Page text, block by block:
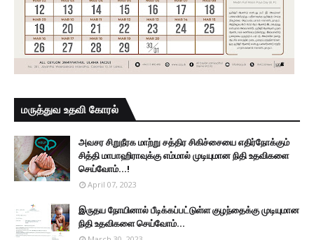
மருத்துவ உதவி கோரல்
அவசர சிறுநீரக மாற்று சத்திர சிகிச்சையை எதிர்நோக்கும்
சித்தி மாபாஹிராவுக்கு எம்மால் முடியுமான நிதி உதவிகளை
செய்வோம்...!
April 07, 2023
இருதய நோயினால் பீடிக்கப்பட்டுள்ள குழந்தைக்கு முடியுமான
நிதி உதவிகளை செய்வோம்...